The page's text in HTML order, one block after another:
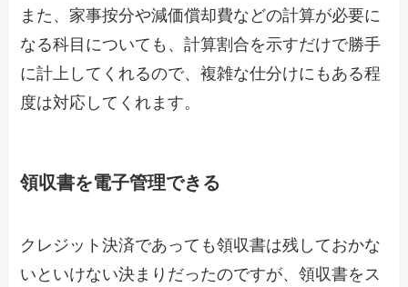
また、家事按分や減価償却費などの計算が必要に
なる科目についても、計算割合を示すだけで勝手
に計上してくれるので、複雑な仕分けにもある程
度は対応してくれます。
領収書を電子管理できる
クレジット決済であっても領収書は残しておかな
いといけない決まりだったのですが、領収書をス